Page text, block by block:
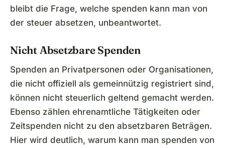
bleibt die Frage, welche spenden kann man von
der steuer absetzen, unbeantwortet.
Nicht Absetzbare Spenden
Spenden an Privatpersonen oder Organisationen,
die nicht offiziell als gemeinnützig registriert sind,
können nicht steuerlich geltend gemacht werden.
Ebenso zählen ehrenamtliche Tätigkeiten oder
Zeitspenden nicht zu den absetzbaren Beträgen.
Hier wird deutlich, warum kann man spenden von